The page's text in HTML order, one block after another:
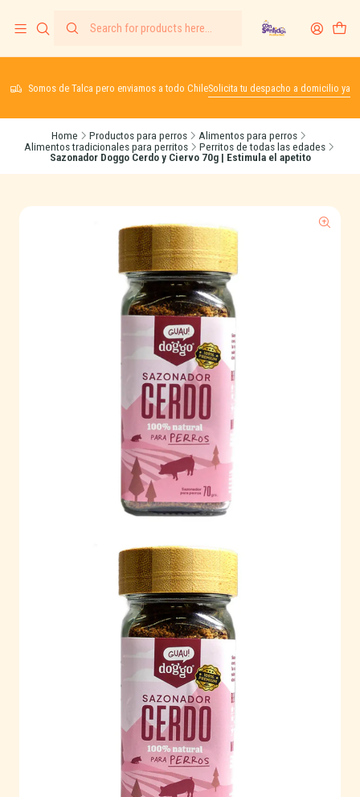
Somos de Talca pero enviamos a todo ChileSolicita tu despacho a domicilio ya
Home Productos para perros
Alimentos para perros
Alimentos tradicionales para perritos
Perritos de todas las edades
Sazonador Doggo Cerdo y Ciervo 70g | Estimula el apetito